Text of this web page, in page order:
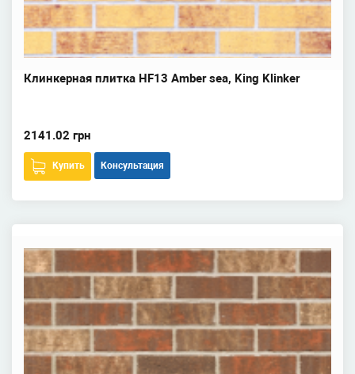
Клинкерная плитка HF13 Amber sea, King Klinker
2141.02 грн
Купить Консультация